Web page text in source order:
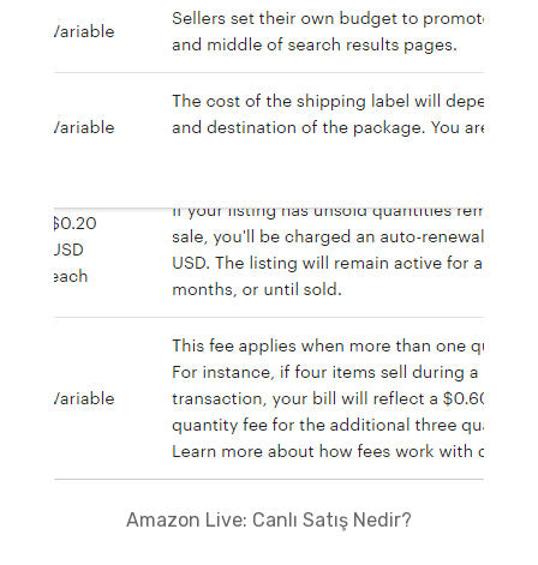
Amazon Live: Canlı Satış Nedir?